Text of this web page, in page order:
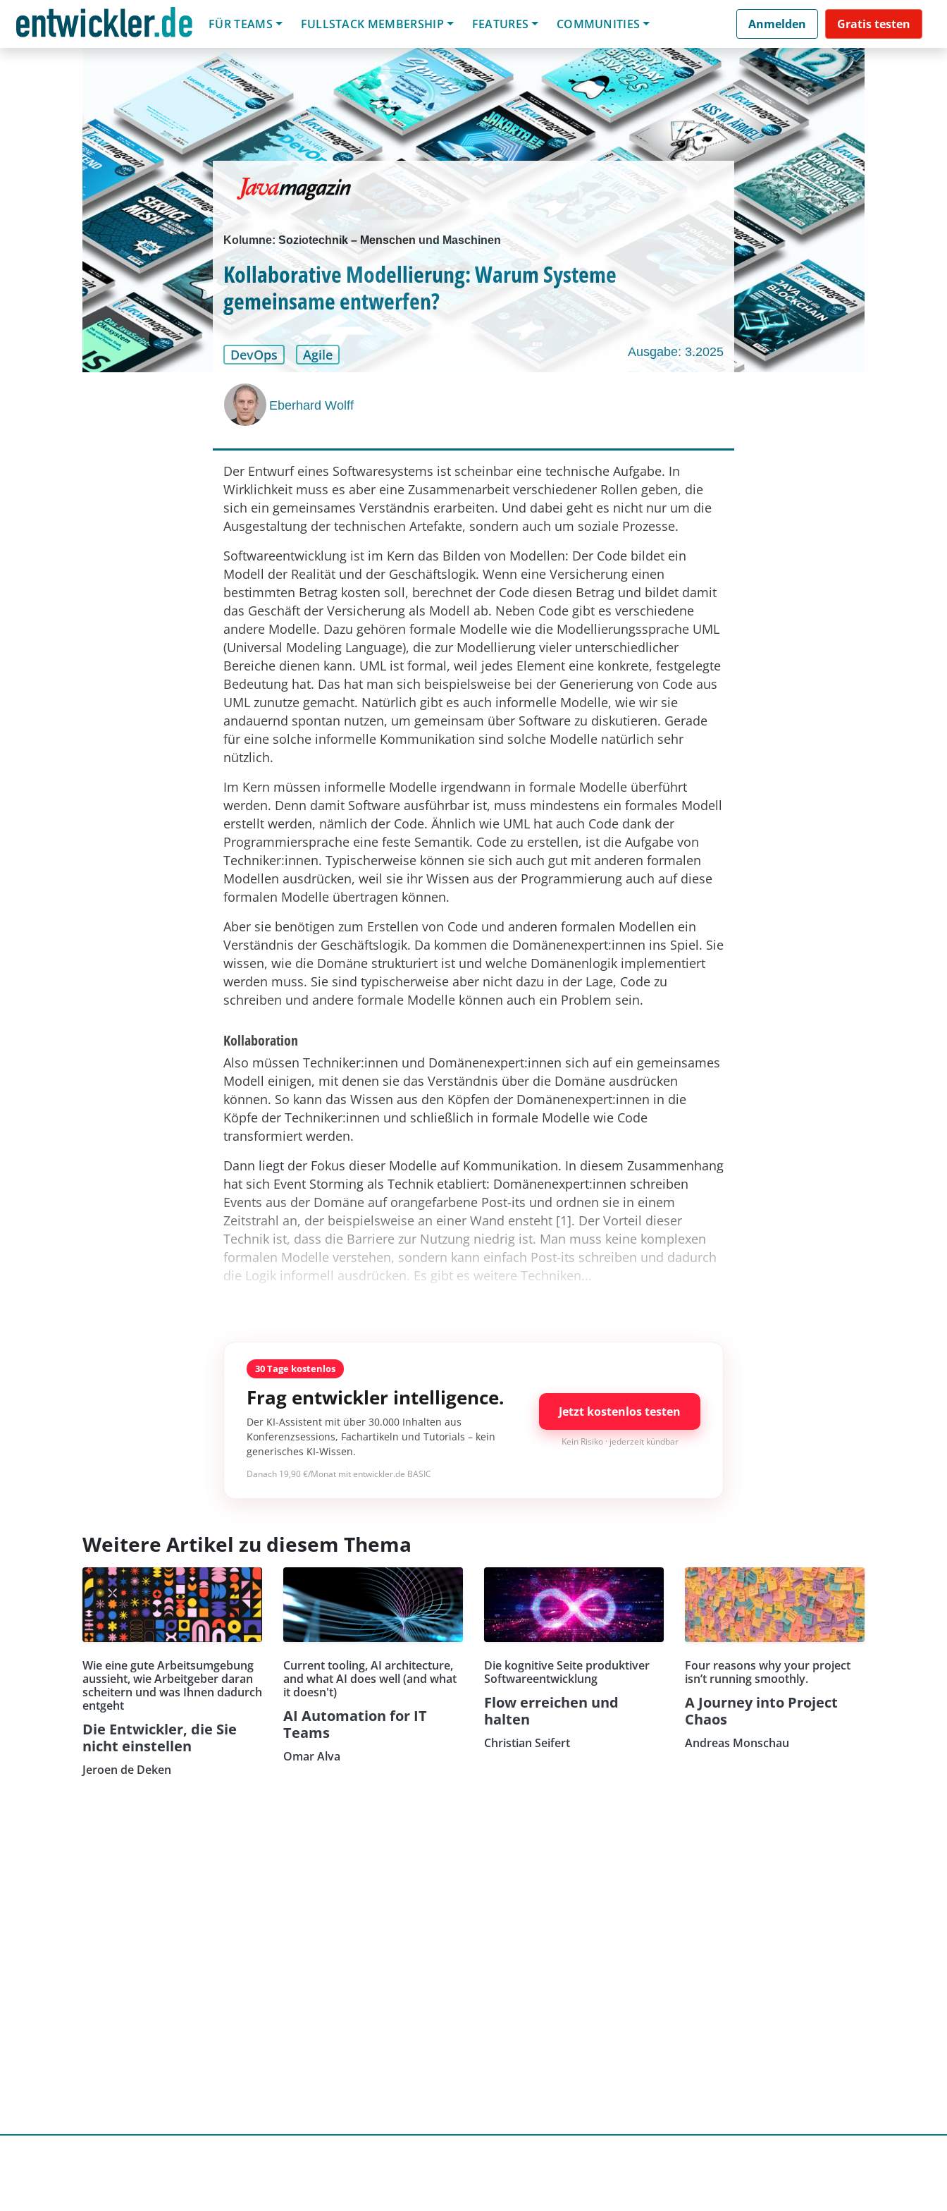
FÜR TEAMS
FULLSTACK MEMBERSHIP FEATURES COMMUNITIES Anmelden Gratis testen
Kolumne: Soziotechnik – Menschen und Maschinen
Kollaborative Modellierung: Warum Systeme
gemeinsame entwerfen?
DevOps Agile Ausgabe: 3.2025
Eberhard Wolff
Der Entwurf eines Softwaresystems ist scheinbar eine technische Aufgabe. In
Wirklichkeit muss es aber eine Zusammenarbeit verschiedener Rollen geben, die
sich ein gemeinsames Verständnis erarbeiten. Und dabei geht es nicht nur um die
Ausgestaltung der technischen Artefakte, sondern auch um soziale Prozesse.
Softwareentwicklung ist im Kern das Bilden von Modellen: Der Code bildet ein
Modell der Realität und der Geschäftslogik. Wenn eine Versicherung einen
bestimmten Betrag kosten soll, berechnet der Code diesen Betrag und bildet damit
das Geschäft der Versicherung als Modell ab. Neben Code gibt es verschiedene
andere Modelle. Dazu gehören formale Modelle wie die Modellierungssprache UML
(Universal Modeling Language), die zur Modellierung vieler unterschiedlicher
Bereiche dienen kann. UML ist formal, weil jedes Element eine konkrete, festgelegte
Bedeutung hat. Das hat man sich beispielsweise bei der Generierung von Code aus
UML zunutze gemacht. Natürlich gibt es auch informelle Modelle, wie wir sie
andauernd spontan nutzen, um gemeinsam über Software zu diskutieren. Gerade
für eine solche informelle Kommunikation sind solche Modelle natürlich sehr
nützlich.
Im Kern müssen informelle Modelle irgendwann in formale Modelle überführt
werden. Denn damit Software ausführbar ist, muss mindestens ein formales Modell
erstellt werden, nämlich der Code. Ähnlich wie UML hat auch Code dank der
Programmiersprache eine feste Semantik. Code zu erstellen, ist die Aufgabe von
Techniker:innen. Typischerweise können sie sich auch gut mit anderen formalen
Modellen ausdrücken, weil sie ihr Wissen aus der Programmierung auch auf diese
formalen Modelle übertragen können.
Aber sie benötigen zum Erstellen von Code und anderen formalen Modellen ein
Verständnis der Geschäftslogik. Da kommen die Domänenexpert:innen ins Spiel. Sie
wissen, wie die Domäne strukturiert ist und welche Domänenlogik implementiert
werden muss. Sie sind typischerweise aber nicht dazu in der Lage, Code zu
schreiben und andere formale Modelle können auch ein Problem sein.
Kollaboration
Also müssen Techniker:innen und Domänenexpert:innen sich auf ein gemeinsames
Modell einigen, mit denen sie das Verständnis über die Domäne ausdrücken
können. So kann das Wissen aus den Köpfen der Domänenexpert:innen in die
Köpfe der Techniker:innen und schließlich in formale Modelle wie Code
transformiert werden.
Dann liegt der Fokus dieser Modelle auf Kommunikation. In diesem Zusammenhang
hat sich Event Storming als Technik etabliert: Domänenexpert:innen schreiben
Events aus der Domäne auf orangefarbene Post-its und ordnen sie in einem
Zeitstrahl an, der beispielsweise an einer Wand ensteht [1]. Der Vorteil dieser
Technik ist, dass die Barriere zur Nutzung niedrig ist. Man muss keine komplexen
formalen Modelle verstehen, sondern kann einfach Post-its schreiben und dadurch
die Logik informell ausdrücken. Es gibt es weitere Techniken...
30 Tage kostenlos
Frag entwickler intelligence.
Der KI-Assistent mit über 30.000 Inhalten aus
Konferenzsessions, Fachartikeln und Tutorials – kein
generisches KI-Wissen.
Danach 19,90 €/Monat mit entwickler.de BASIC
Jetzt kostenlos testen
Kein Risiko · jederzeit kündbar
Weitere Artikel zu diesem Thema
Wie eine gute Arbeitsumgebung
aussieht, wie Arbeitgeber daran
scheitern und was Ihnen dadurch
entgeht
Die Entwickler, die Sie
nicht einstellen
Jeroen de Deken
Current tooling, AI architecture,
and what AI does well (and what
it doesn't)
AI Automation for IT
Teams
Omar Alva
Die kognitive Seite produktiver
Softwareentwicklung
Flow erreichen und
halten
Christian Seifert
Four reasons why your project
isn’t running smoothly.
A Journey into Project
Chaos
Andreas Monschau